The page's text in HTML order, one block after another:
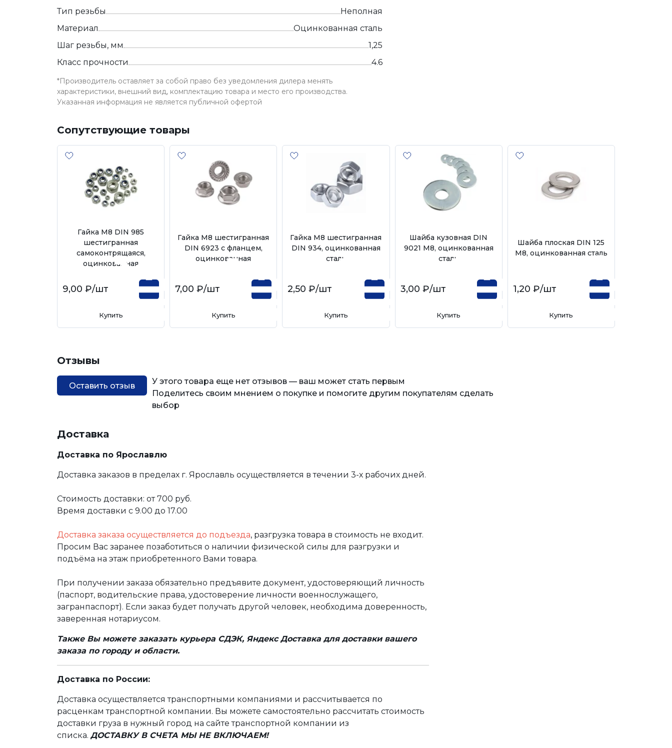
Тип резьбы
Неполная
Материал
Оцинкованная сталь
Шаг резьбы, мм
1,25
Класс прочности
4.6
*Производитель оставляет за собой право без уведомления дилера менять
характеристики, внешний вид, комплектацию товара и место его производства.
Указанная информация не является публичной офертой
Сопутствующие товары
Гайка М8 DIN 985
шестигранная
самоконтрящаяся,
оцинкованная
9,00 ₽/шт
Купить
Гайка М8 шестигранная
DIN 6923 с фланцем,
оцинкованная
7,00 ₽/шт
Купить
Гайка М8 шестигранная
DIN 934, оцинкованная
сталь
2,50 ₽/шт
Купить
Шайба кузовная DIN
9021 М8, оцинкованная
сталь
3,00 ₽/шт
Купить
Шайба плоская DIN 125
М8, оцинкованная сталь
1,20 ₽/шт
Купить
Отзывы
Оставить отзыв
У этого товара еще нет отзывов — ваш может стать первым
Поделитесь своим мнением о покупке и помогите другим покупателям сделать
выбор
Доставка
Доставка по Ярославлю
Доставка заказов в пределах г. Ярославль осуществляется в течении 3-х рабочих дней.
Стоимость доставки: от 700 руб.
Время доставки с 9.00 до 17.00
Доставка заказа осуществляется до подъезда, разгрузка товара в стоимость не входит.
Просим Вас заранее позаботиться о наличии физической силы для разгрузки и
подъёма на этаж приобретенного Вами товара.
При получении заказа обязательно предъявите документ, удостоверяющий личность
(паспорт, водительские права, удостоверение личности военнослужащего,
загранпаспорт). Если заказ будет получать другой человек, необходима доверенность,
заверенная нотариусом.
Также Вы можете заказать курьера СДЭК, Яндекс Доставка для доставки вашего
заказа по городу и области.
Доставка по России:
Доставка осуществляется транспортными компаниями и рассчитывается по
расценкам транспортной компании. Вы можете самостоятельно рассчитать стоимость
доставки груза в нужный город на сайте транспортной компании из
списка. ДОСТАВКУ В СЧЕТА МЫ НЕ ВКЛЮЧАЕМ!